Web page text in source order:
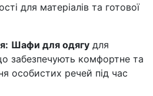
для матеріалів та готової
Шафи для одягу для
забезпечують комфортне та
особистих речей під час